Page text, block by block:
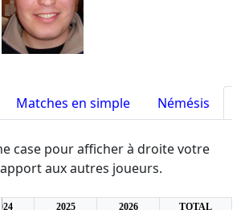
Matches en simple Némésis
case pour afficher à droite votre
aux autres joueurs.
2025 2026
TOTAL